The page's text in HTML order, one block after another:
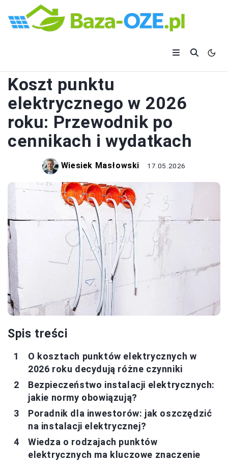
Koszt punktu
elektrycznego w 2026
roku: Przewodnik po
cennikach i wydatkach
Wiesiek Masłowski 17.05.2026
Spis treści
O kosztach punktów elektrycznych w
2026 roku decydują różne czynniki
Bezpieczeństwo instalacji elektrycznych:
jakie normy obowiązują?
Poradnik dla inwestorów: jak oszczędzić
na instalacji elektrycznej?
Wiedza o rodzajach punktów
elektrycznych ma kluczowe znaczenie